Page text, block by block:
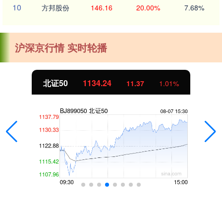
10 方邦股份 146.16 20.00% 7.68%
沪深京行情 实时轮播
北证50 1134.24 11.37 1.01%